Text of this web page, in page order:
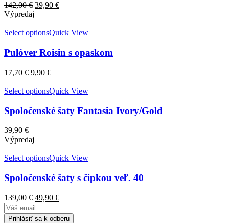
142,00€ 39,90 €
Výpredaj
Select optionsQuick View
Pulóver Roisin s opaskom
17,70€ 9,90 €
Select optionsQuick View
Spoločenské šaty Fantasia Ivory/Gold
39,90 €
Výpredaj
Select optionsQuick View
Spoločenské šaty s čipkou veľ. 40
139,00€ 49,90 €